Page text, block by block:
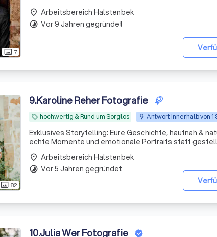
photo_size_select_actual7
Kribbeln
place Arbeitsbereich Halstenbek
timelapse Vor 9 Jahren gegründet
photo_size_select_actual 82
9.Karoline Reher Fotografie
local_offer hochwertig & Rund um Sorglos Antwort innerhalb von 1
Exklusives Storytelling: Eure Geschichte, hautnah &
place Arbeitsbereich Halstenbek
timelapse Vor 5 Jahren gegründet
10.Julia Wer Fotografie